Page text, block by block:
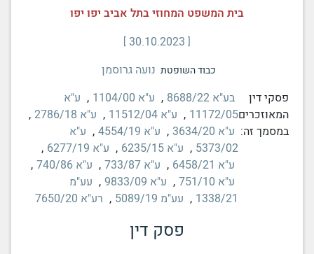
בית המשפט המחוזי בתל אביב יפו יפו
30.10.2023
כבוד השופטת נועה גרוסמן
פסקי דין
המאוזכרים
במסמך זה:
בע"א 8688/22 , ע"א 1104/00 , ע"א
11172/05
, ע"א 11512/04 , ע"א 2786/18
,
ע"א 3634/20
, ע"א 4554/19 , ע"א
5373/02
, ע"א 6235/15 , ע"א 6277/19
,
ע"א 6458/21
, ע"א 733/87 , ע"א 740/86
,
ע"א 751/10
, ע"א 9833/09 , עע"מ
1338/21
, עע"מ 5089/19 , רע"א 7650/20
פסק דין